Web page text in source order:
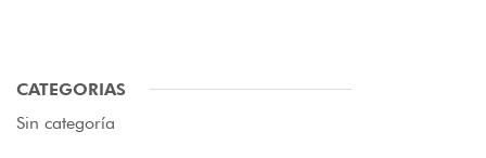
CATEGORIAS
Sin categoría